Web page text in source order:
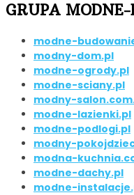
GRUPA
modne-
modny-dom.pl
modne-ogrody.pl
modne-sciany.pl
modny-
modne-lazienki.pl
modne-podlogi.pl
modny-
modna-
modne-dachy.pl
modne-